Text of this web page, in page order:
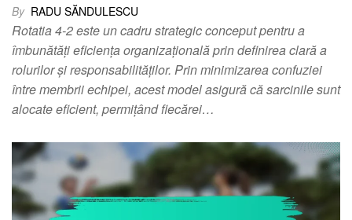
By RADU SĂNDULESCU
Rotatia 4-2 este un cadru strategic conceput pentru a
îmbunătăți eficiența organizațională prin definirea clară a
rolurilor și responsabilităților. Prin minimizarea confuziei
între membrii echipei, acest model asigură că sarcinile sunt
alocate eficient, permițând fiecărei…